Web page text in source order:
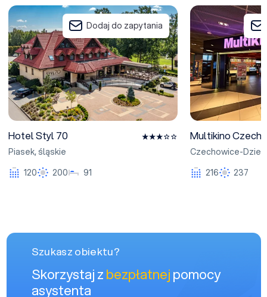
Hotel Styl 70
Dodaj do zapytania
Hotel Styl 70
Piasek, śląskie
120
200 91
Multikino
Multikino
Czechowice-
216
237
Szukasz obiektu?
Skorzystaj zbezpłatnejpomocy
asystenta